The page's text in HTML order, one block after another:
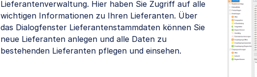
Lieferantenverwaltung. Hier haben Sie Zugriff auf alle
wichtigen Informationen zu Ihren Lieferanten. Über
das Dialogfenster Lieferantenstammdaten können Sie
neue Lieferanten anlegen und alle Daten zu
bestehenden Lieferanten pflegen und einsehen.